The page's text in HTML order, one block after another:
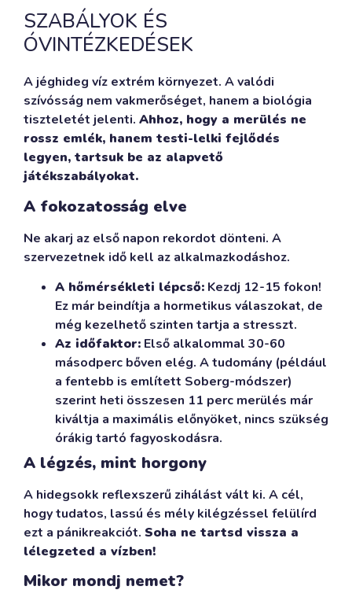
SZABÁLYOK ÉS
ÓVINTÉZKEDÉSEK
A jéghideg víz extrém környezet. A valódi
szívósság nem vakmerőséget, hanem a biológia
tiszteletét jelenti. Ahhoz, hogy a merülés ne
rossz emlék, hanem testi-lelki fejlődés
legyen, tartsuk be az alapvető
játékszabályokat.
A fokozatosság elve
Ne akarj az első napon rekordot dönteni. A
szervezetnek idő kell az alkalmazkodáshoz.
A hőmérsékleti lépcső: Kezdj 12-15 fokon!
Ez már beindítja a hormetikus válaszokat, de
még kezelhető szinten tartja a stresszt.
Az időfaktor: Első alkalommal 30-60
másodperc bőven elég. A tudomány (például
a fentebb is említett Soberg-módszer)
szerint heti összesen 11 perc merülés már
kiváltja a maximális előnyöket, nincs szükség
órákig tartó fagyoskodásra.
A légzés, mint horgony
A hidegsokk reflexszerű zihálást vált ki. A cél,
hogy tudatos, lassú és mély kilégzéssel felülírd
ezt a pánikreakciót. Soha ne tartsd vissza a
lélegzeted a vízben!
Mikor mondj nemet?